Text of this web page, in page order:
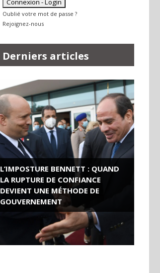
Oublié votre mot de passe ?
Rejoignez-nous
Derniers articles
L’IMPOSTURE BENNETT : QUAND
LA RUPTURE DE CONFIANCE
DEVIENT UNE MÉTHODE DE
GOUVERNEMENT
ROSE VALLAND, HEROÏNE DE LA
RESISTANCE FRANÇAISE